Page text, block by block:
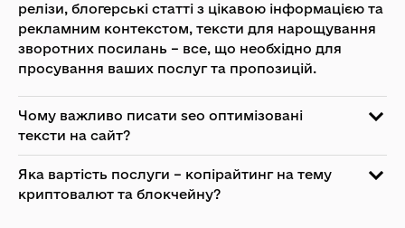
релізи, блогерські статті з цікавою інформацією та
рекламним контекстом, тексти для нарощування
зворотних посилань – все, що необхідно для
просування ваших послуг та пропозицій.
Чому важливо писати seo оптимізовані
тексти на сайт?
Яка вартість послуги – копірайтинг на тему
криптовалют та блокчейну?